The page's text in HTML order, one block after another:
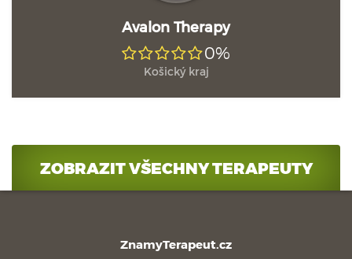
Avalon Therapy
0%
Košický kraj
ZOBRAZIT VŠECHNY TERAPEUTY
ZnamyTerapeut.cz